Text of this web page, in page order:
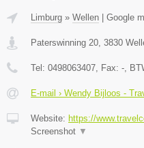
Limburg » Wellen Google
Paterswinning 20 3830
Tel: 0498063407 , Fax: - ,
E-mail › Wendy Bijloos -
Website: https://
Screenshot ▼